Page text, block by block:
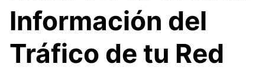
Información del
Tráfico de tu Red